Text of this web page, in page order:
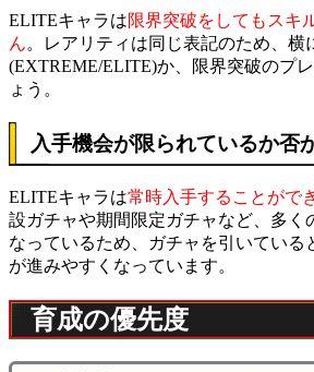
ELITEキャラは限界突破をしてもスキ
ん。レアリティは同じ表記のため、横
(EXTREME/ELITE)か、限界突破のプ
ょう。
入手機会が限られているか否
ELITEキャラは常時入手することがで
設ガチャや期間限定ガチャなど、多く
なっているため、ガチャを引いている
が進みやすくなっています。
育成の優先度